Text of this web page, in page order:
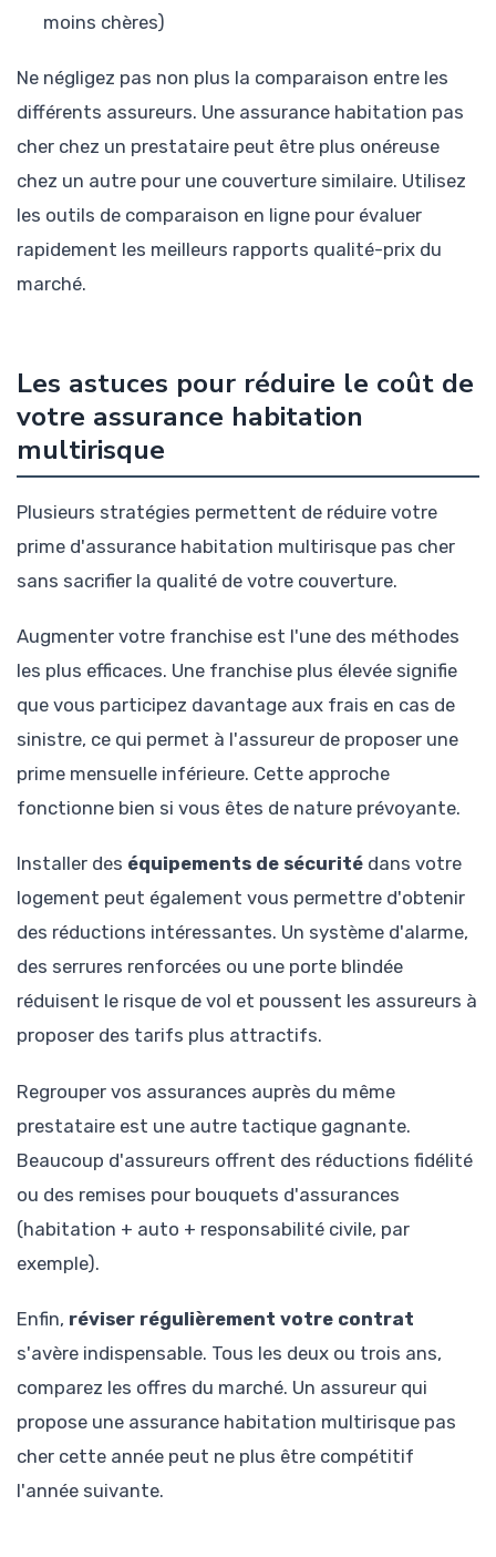
moins chères)
Ne négligez pas non plus la comparaison entre les
différents assureurs. Une assurance habitation pas
cher chez un prestataire peut être plus onéreuse
chez un autre pour une couverture similaire. Utilisez
les outils de comparaison en ligne pour évaluer
rapidement les meilleurs rapports qualité-prix du
marché.
Les astuces pour réduire le coût de
votre assurance habitation
multirisque
Plusieurs stratégies permettent de réduire votre
prime d'assurance habitation multirisque pas cher
sans sacrifier la qualité de votre couverture.
Augmenter votre franchise est l'une des méthodes
les plus efficaces. Une franchise plus élevée signifie
que vous participez davantage aux frais en cas de
sinistre, ce qui permet à l'assureur de proposer une
prime mensuelle inférieure. Cette approche
fonctionne bien si vous êtes de nature prévoyante.
Installer des équipements de sécurité dans votre
logement peut également vous permettre d'obtenir
des réductions intéressantes. Un système d'alarme,
des serrures renforcées ou une porte blindée
réduisent le risque de vol et poussent les assureurs à
proposer des tarifs plus attractifs.
Regrouper vos assurances auprès du même
prestataire est une autre tactique gagnante.
Beaucoup d'assureurs offrent des réductions fidélité
ou des remises pour bouquets d'assurances
(habitation + auto + responsabilité civile, par
exemple).
Enfin, réviser régulièrement votre contrat
s'avère indispensable. Tous les deux ou trois ans,
comparez les offres du marché. Un assureur qui
propose une assurance habitation multirisque pas
cher cette année peut ne plus être compétitif
l'année suivante.